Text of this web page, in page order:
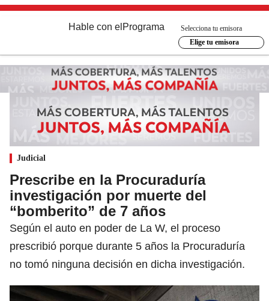
Hable con el Programa
Selecciona tu emisora
Elige tu emisora
Judicial
Prescribe en la Procuraduría
investigación por muerte del
“bomberito” de 7 años
Según el auto en poder de La W, el proceso
prescribió porque durante 5 años la Procuraduría
no tomó ninguna decisión en dicha investigación.